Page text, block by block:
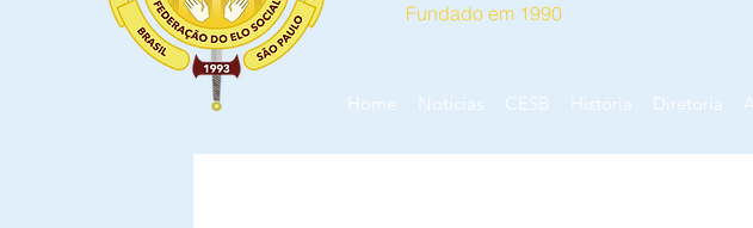
Fundado em 1990
Home Notícias CESB História Diretoria